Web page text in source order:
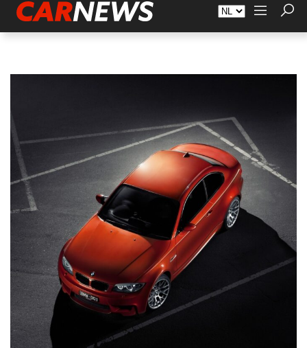
Adverteren Over Carnews.nl Contact